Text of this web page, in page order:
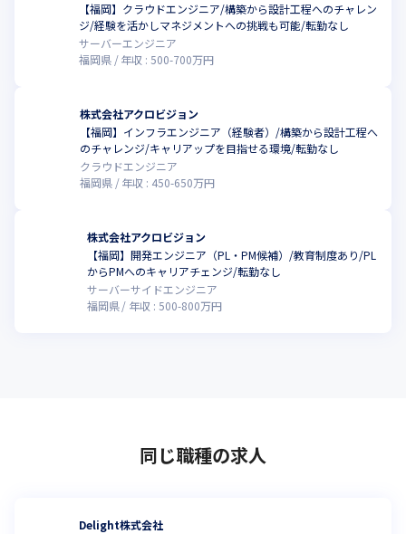
【福岡】クラウドエンジニア/構築から設計工程へのチャレン
ジ/経験を活かしマネジメントへの挑戦も可能/転勤なし
サーバーエンジニア
福岡県
年収 :500-700万円
株式会社アクロビジョン
【福岡】インフラエンジニア（経験者）/構築から設計工程へ
のチャレンジ/キャリアップを目指せる環境/転勤なし
クラウドエンジニア
福岡県
年収 : 450-650万円
株式会社アクロビジョン
【福岡】開発エンジニア（PL・PM候補）/教育制度あり/PL
からPMへのキャリアチェンジ/転勤なし
サーバーサイドエンジニア
福岡県
年収 : 500-800万円
同じ職種の求人
Delight株式会社